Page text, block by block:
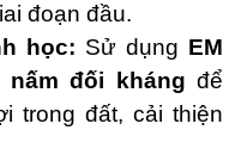
đoạn đầu.
học: Sử dụng EM
nấm đối kháng để
trong đất, cải thiện